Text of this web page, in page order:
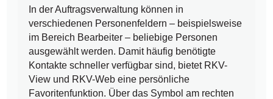
In der Auftragsverwaltung können in
verschiedenen Personenfeldern – beispielsweise
im Bereich Bearbeiter – beliebige Personen
ausgewählt werden. Damit häufig benötigte
Kontakte schneller verfügbar sind, bietet RKV-
View und RKV-Web eine persönliche
Favoritenfunktion. Über das Symbol am rechten